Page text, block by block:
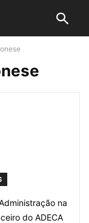
na
do ADECA